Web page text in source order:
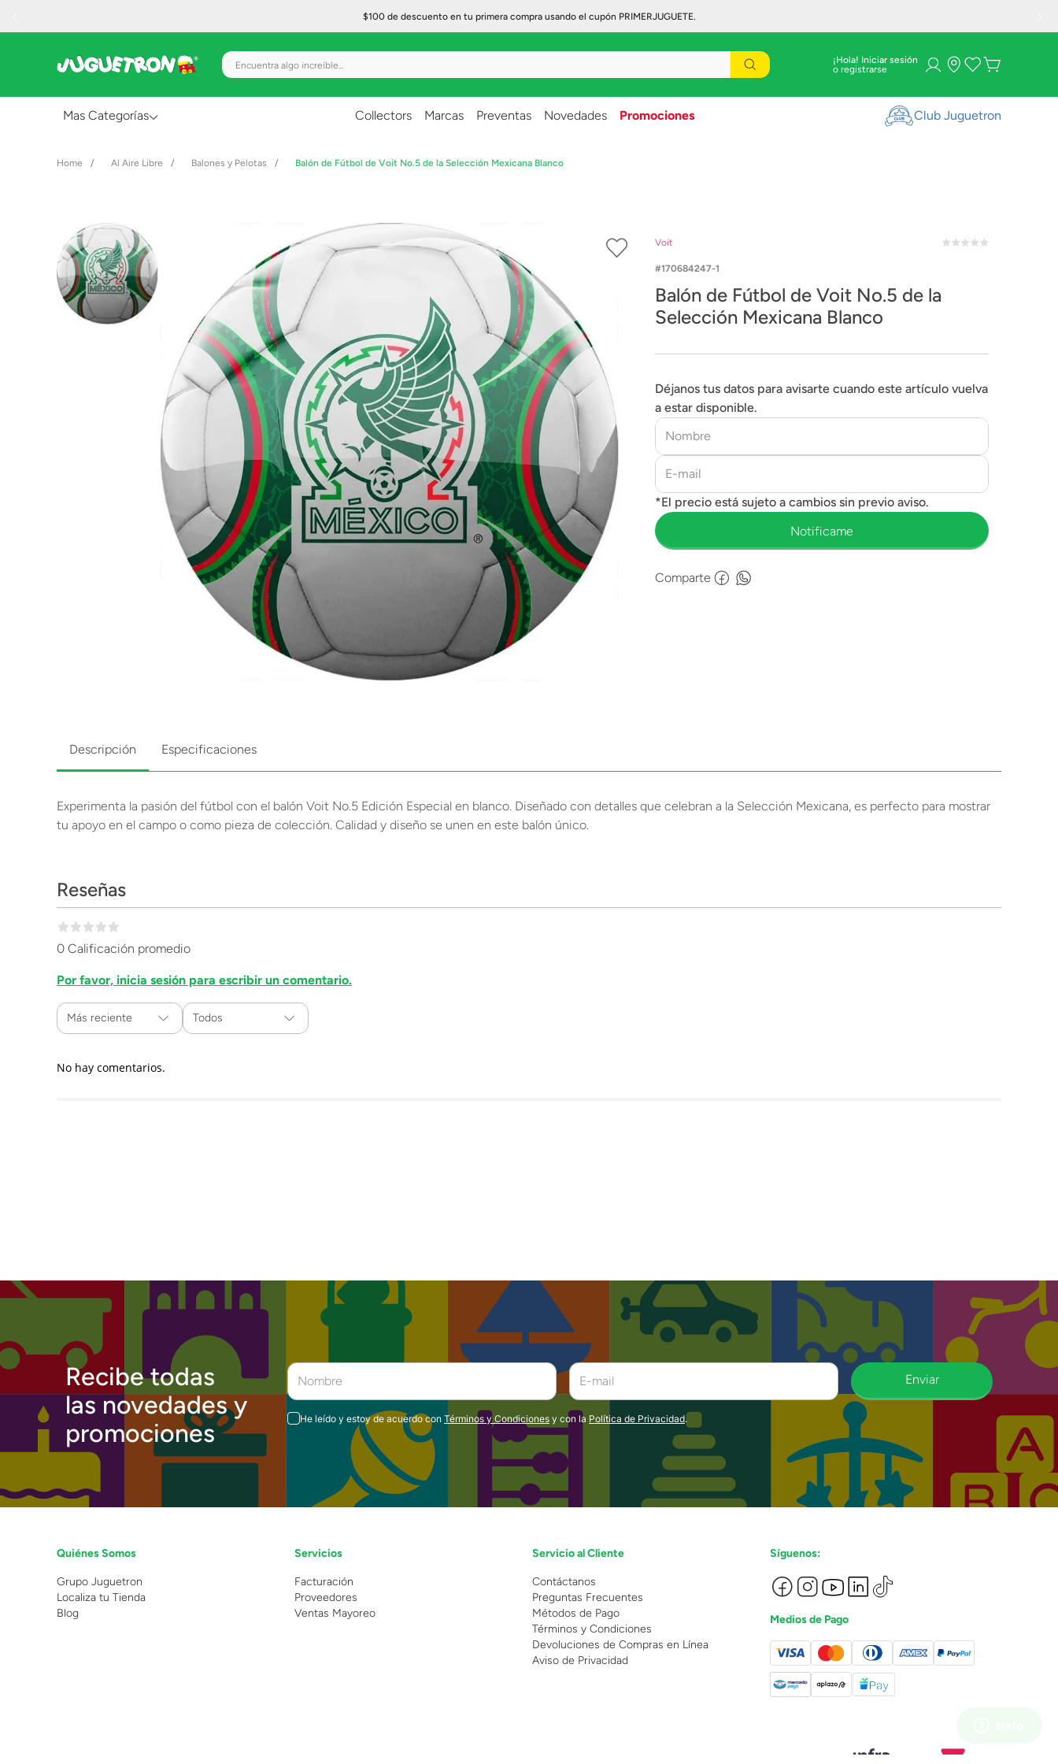
$100 de descuento en tu primera compra usando el cupón PRIMERJUGUETE.
Encuentra algo increíble... ¡Hola! Iniciar sesión
Mas Categorías
Creatividad y Arte
Figuras de Acción
Gadgets y Electrónicos
Vehículos y Pistas
Collectors Marcas Preventas Novedades Promociones Club Juguetron
Al Aire Libre Balones y Pelotas Balón de Fútbol de Voit No.5 de la Selección Mexicana Blanco
Voit
170684247-1
Balón de Fútbol de Voit No.5 de la
Selección Mexicana Blanco
Déjanos tus datos para avisarte cuando este artículo vuelva
a estar disponible.
Comparte
Descripción Especificaciones
Experimenta la pasión del fútbol con el balón Voit No.5 Edición Especial en blanco. Diseñado con detalles que celebran a la Selección Mexicana, es perfecto para mostrar
tu apoyo en el campo o como pieza de colección. Calidad y diseño se unen en este balón único.
Reseñas
0 Calificación promedio
Por favor, inicia sesión para escribir un comentario.
Más reciente Todos
No hay comentarios.
Recibe todas
las novedades y
promociones
Enviar
He leído y estoy de acuerdo con Términos y Condiciones y con la Política de Privacidad.
Quiénes Somos
Grupo Juguetron
Localiza tu Tienda
Blog
Servicios
Facturación
Proveedores
Ventas Mayoreo
Servicio al Cliente
Contáctanos
Preguntas Frecuentes
Métodos de Pago
Términos y Condiciones
Devoluciones de Compras en Línea
Aviso de Privacidad
Síguenos:
Medios de Pago